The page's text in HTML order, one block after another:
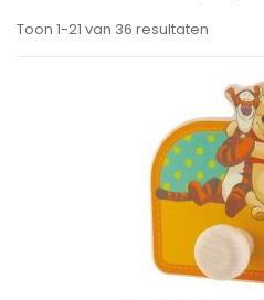
Toon 1-21 van 36 resultaten